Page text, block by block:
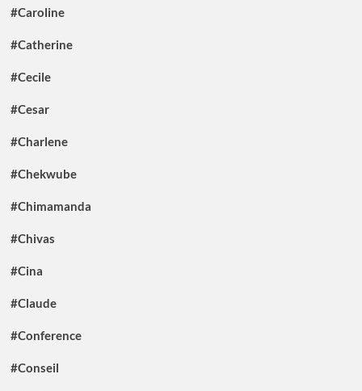
#Caroline
#Catherine
#Cecile
#Cesar
#Charlene
#Chekwube
#Chimamanda
#Chivas
#Cina
#Claude
#Conference
#Conseil